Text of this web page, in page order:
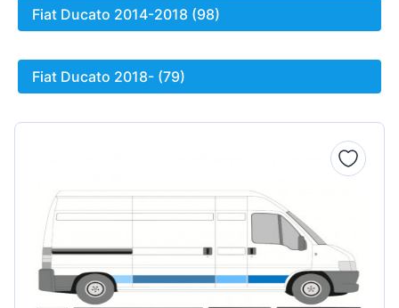
Fiat Ducato 2014-2018 (98)
Fiat Ducato 2018- (79)